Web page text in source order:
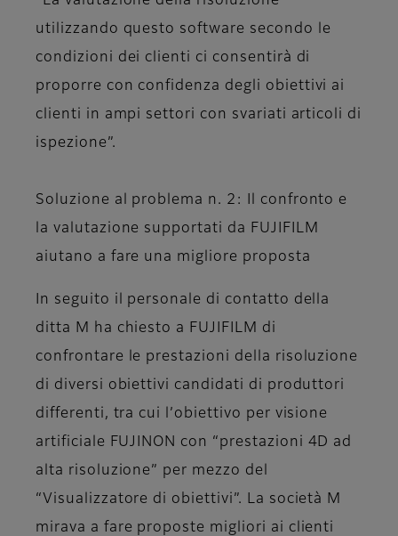
utilizzando questo software secondo le
condizioni dei clienti ci consentirà di
proporre con confidenza degli obiettivi ai
clienti in ampi settori con svariati articoli di
ispezione”.
Soluzione al problema n. 2: Il confronto e
la valutazione supportati da FUJIFILM
aiutano a fare una migliore proposta
In seguito il personale di contatto della
ditta M ha chiesto a FUJIFILM di
confrontare le prestazioni della risoluzione
di diversi obiettivi candidati di produttori
differenti, tra cui l’obiettivo per visione
artificiale FUJINON con “prestazioni 4D ad
alta risoluzione” per mezzo del
“Visualizzatore di obiettivi”. La società M
mirava a fare proposte migliori ai clienti